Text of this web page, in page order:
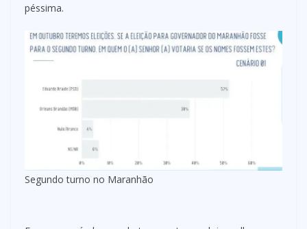
péssima.
Segundo turno no Maranhão